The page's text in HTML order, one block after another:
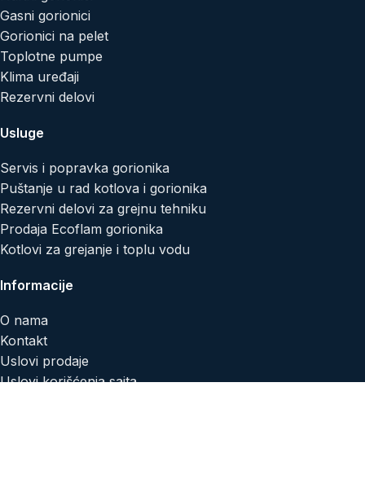
Gasni gorionici
Gorionici na pelet
Toplotne pumpe
Klima uređaji
Rezervni delovi
Usluge
Servis i popravka gorionika
Puštanje u rad kotlova i gorionika
Rezervni delovi za grejnu tehniku
Prodaja Ecoflam gorionika
Kotlovi za grejanje i toplu vodu
Informacije
O nama
Kontakt
Uslovi prodaje
Uslovi korišćenja sajta